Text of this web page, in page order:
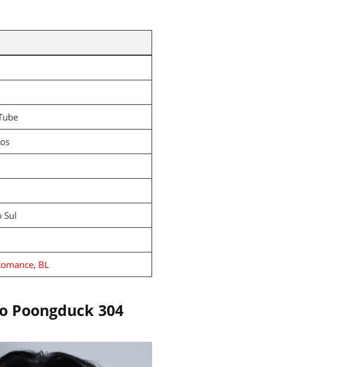
Sul
, BL
Poongduck 304